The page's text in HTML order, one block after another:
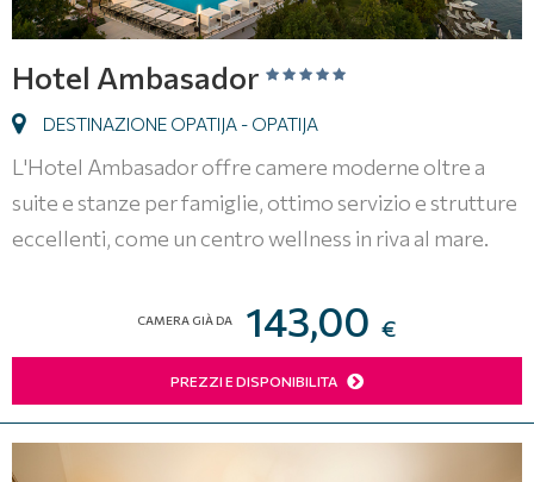
Hotel Ambasador
DESTINAZIONE OPATIJA - OPATIJA
L'Hotel Ambasador offre camere moderne oltre a
suite e stanze per famiglie, ottimo servizio e strutture
eccellenti, come un centro wellness in riva al mare.
CAMERA GIÀ DA 143,00 €
PREZZI E DISPONIBILITA